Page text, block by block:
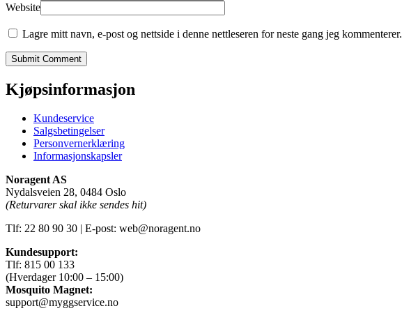
Website
Lagre mitt navn, e-post og nettside i denne nettleseren for neste gang jeg kommenterer.
Kjøpsinformasjon
Kundeservice
Salgsbetingelser
Personvernerklæring
Informasjonskapsler
Noragent AS
Nydalsveien 28, 0484 Oslo
(Returvarer skal ikke sendes hit)
Tlf: 22 80 90 30 | E-post: web@noragent.no
Kundesupport:
Tlf: 815 00 133
(Hverdager 10:00 – 15:00)
Mosquito Magnet:
support@myggservice.no